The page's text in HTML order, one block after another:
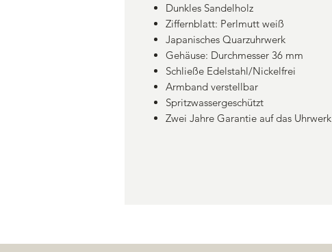
Dunkles Sandelholz
Ziffernblatt: Perlmutt weiß
Japanisches Quarzuhrwerk
Gehäuse: Durchmesser 36 mm
Schließe Edelstahl/Nickelfrei
Armband verstellbar
Spritzwassergeschützt
Zwei Jahre Garantie auf das Uhrwerk